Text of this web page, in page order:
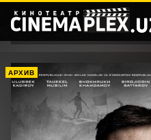
АРХИВ